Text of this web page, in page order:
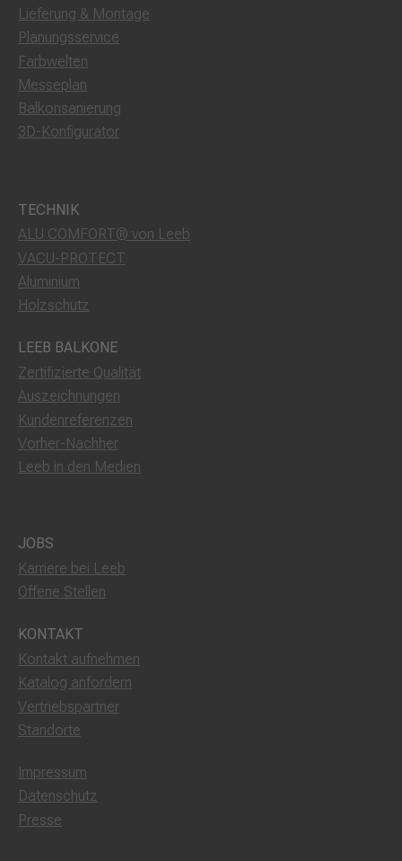
Lieferung & Montage
Planungsservice
Farbwelten
Messeplan
Balkonsanierung
3D-Konfigurator
TECHNIK
ALU COMFORT® von Leeb
VACU-PROTECT
Aluminium
Holzschutz
LEEB BALKONE
Zertifizierte Qualität
Auszeichnungen
Kundenreferenzen
Vorher-Nachher
Leeb in den Medien
JOBS
Karriere bei Leeb
Offene Stellen
KONTAKT
Kontakt aufnehmen
Katalog anfordern
Vertriebspartner
Standorte
Impressum
Datenschutz
Presse